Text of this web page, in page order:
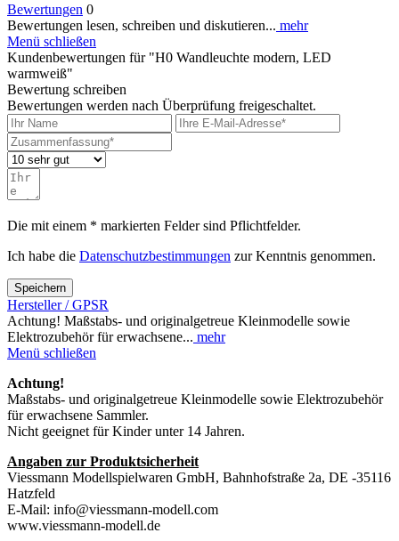
Bewertungen 0
Bewertungen lesen, schreiben und diskutieren... mehr
Menü schließen
Kundenbewertungen für "H0 Wandleuchte modern, LED
warmweiß"
Bewertung schreiben
Bewertungen werden nach Überprüfung freigeschaltet.
Die mit einem * markierten Felder sind Pflichtfelder.
Ich habe die Datenschutzbestimmungen zur Kenntnis genommen.
Speichern
Hersteller / GPSR
Achtung! Maßstabs- und originalgetreue Kleinmodelle sowie
Elektrozubehör für erwachsene... mehr
Menü schließen
Achtung!
Maßstabs- und originalgetreue Kleinmodelle sowie Elektrozubehör
für erwachsene Sammler.
Nicht geeignet für Kinder unter 14 Jahren.
Angaben zur Produktsicherheit
Viessmann Modellspielwaren GmbH, Bahnhofstraße 2a, DE -35116
Hatzfeld
E-Mail: info@viessmann-modell.com
www.viessmann-modell.de